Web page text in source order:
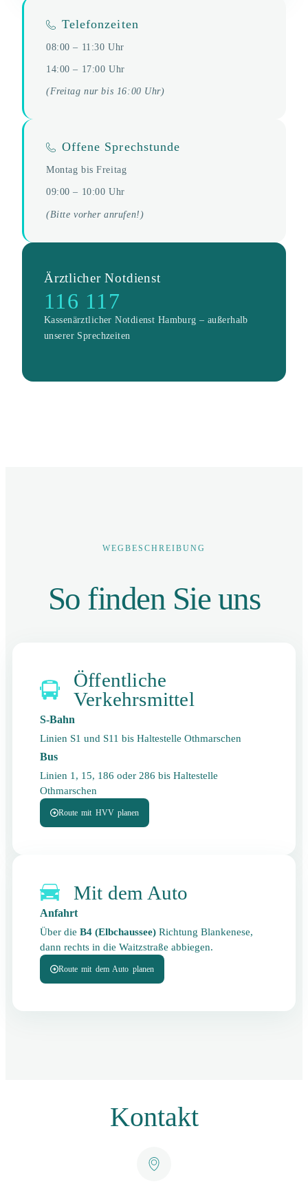
Telefonzeiten
08:00 – 11:30 Uhr
14:00 – 17:00 Uhr
(Freitag nur bis 16:00 Uhr)
Offene Sprechstunde
Montag bis Freitag
09:00 – 10:00 Uhr
(Bitte vorher anrufen!)
Ärztlicher Notdienst
116 117
Kassenärztlicher Notdienst Hamburg – außerhalb
unserer Sprechzeiten
WEGBESCHREIBUNG
So finden Sie uns
Öffentliche
Verkehrsmittel
S-Bahn
Linien S1 und S11 bis Haltestelle Othmarschen
Bus
Linien 1, 15, 186 oder 286 bis Haltestelle
Othmarschen
Route mit HVV planen
Mit dem Auto
Anfahrt
Über die B4 (Elbchaussee) Richtung Blankenese,
dann rechts in die Waitzstraße abbiegen.
Route mit dem Auto planen
Kontakt